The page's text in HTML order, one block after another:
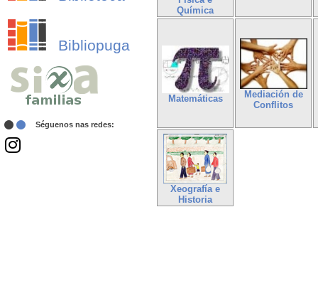
Bibliopuga
Séguenos nas redes:
Química
Matemáticas
Mediación de
Conflitos
Xeografía e
Historia